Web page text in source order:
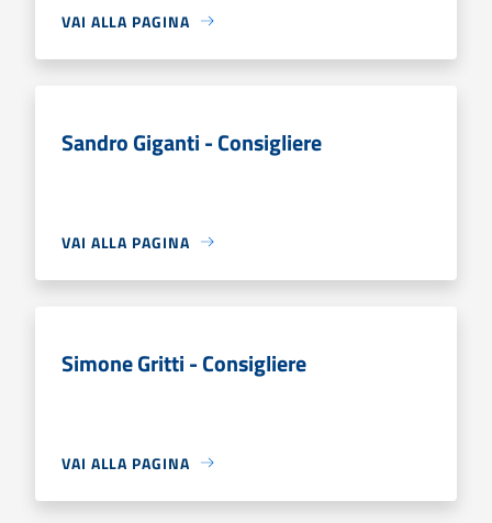
VAI ALLA PAGINA
Sandro Giganti - Consigliere
VAI ALLA PAGINA
Simone Gritti - Consigliere
VAI ALLA PAGINA